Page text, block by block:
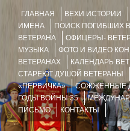
ГЛАВНАЯ ВЕХИ ИСТОРИИ
ИМЕНА
ПОИСК ПОГИБШИХ
ВЕТЕРАНА
ОФИЦЕРЫ-
МУЗЫКА
ФОТО И ВИДЕО
ВЕТЕРАНАХ
КАЛЕНДАРЬ
СТАРЕЮТ ДУШОЙ ВЕТЕРАНЫ
«ПЕРВИЧКА»
СОЖЖЁННЫЕ
ГОДЫ ВОЙНЫ 35
ПИСЬМО
КОНТАКТЫ